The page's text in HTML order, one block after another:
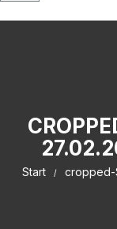
Start cropped-